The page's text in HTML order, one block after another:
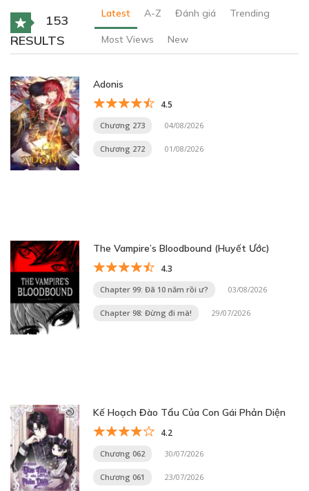
153
RESULTS
Latest A-Z Đánh giá Trending
Most Views New
Adonis
4.5
Chương 273 04/08/2026
Chương 272 01/08/2026
The Vampire’s Bloodbound (Huyết Ước)
4.3
Chapter 99: Đã 10 năm rồi ư? 03/08/2026
Chapter 98: Đừng đi mà! 29/07/2026
Kế Hoạch Đào Tẩu Của Con Gái Phản Diện
4.2
Chương 062 30/07/2026
Chương 061 23/07/2026